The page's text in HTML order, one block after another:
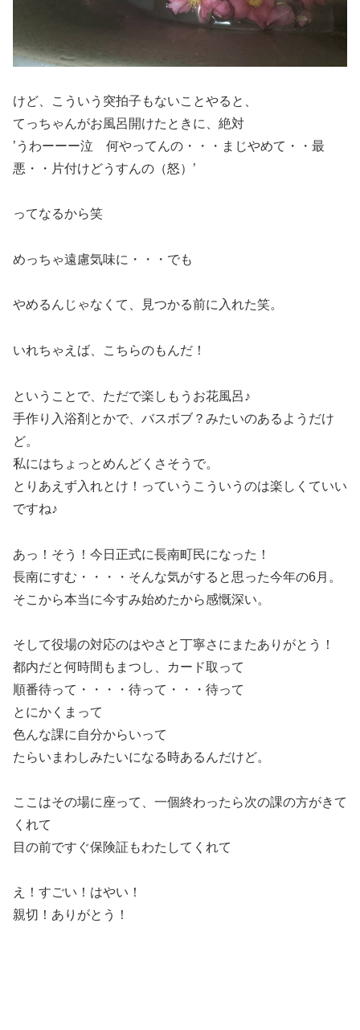
けど、こういう突拍子もないことやると、
てっちゃんがお風呂開けたときに、絶対
’うわーーー泣 何やってんの・・・まじやめて・・最
悪・・片付けどうすんの（怒）’
ってなるから笑
めっちゃ遠慮気味に・・・でも
やめるんじゃなくて、見つかる前に入れた笑。
いれちゃえば、こちらのもんだ！
ということで、ただで楽しもうお花風呂♪
手作り入浴剤とかで、バスボブ？みたいのあるようだけ
ど。
私にはちょっとめんどくさそうで。
とりあえず入れとけ！っていうこういうのは楽しくていい
ですね♪
あっ！そう！今日正式に長南町民になった！
長南にすむ・・・・そんな気がすると思った今年の6月。
そこから本当に今すみ始めたから感慨深い。
そして役場の対応のはやさと丁寧さにまたありがとう！
都内だと何時間もまつし、カード取って
順番待って・・・・待って・・・待って
とにかくまって
色んな課に自分からいって
たらいまわしみたいになる時あるんだけど。
ここはその場に座って、一個終わったら次の課の方がきて
くれて
目の前ですぐ保険証もわたしてくれて
え！すごい！はやい！
親切！ありがとう！